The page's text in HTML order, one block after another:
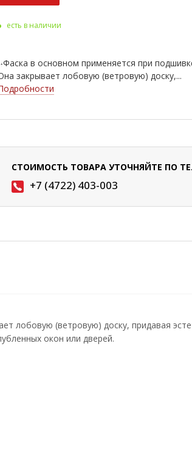
есть в наличии
Фаска в основном применяется при
закрывает лобовую (ветровую) доску,...
СТОИМОСТЬ ТОВАРА УТОЧНЯЙТЕ ПО
+7 (4722) 403-003
лобовую (ветровую) доску, придавая
окон или дверей.